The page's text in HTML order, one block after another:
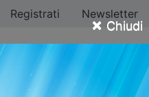
× Chiudi
Registrati Newsletter